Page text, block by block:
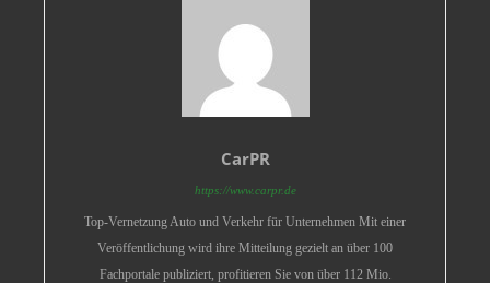
CarPR
https://www.carpr.de
Top-Vernetzung Auto und Verkehr für Unternehmen Mit einer
Veröffentlichung wird ihre Mitteilung gezielt an über 100
Fachportale publiziert, profitieren Sie von über 112 Mio.